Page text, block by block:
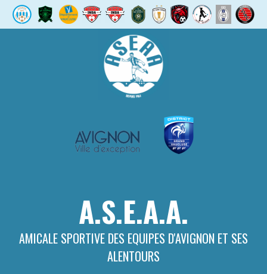
A.S.E.A.A.
AMICALE SPORTIVE DES EQUIPES D'AVIGNON ET SES
ALENTOURS